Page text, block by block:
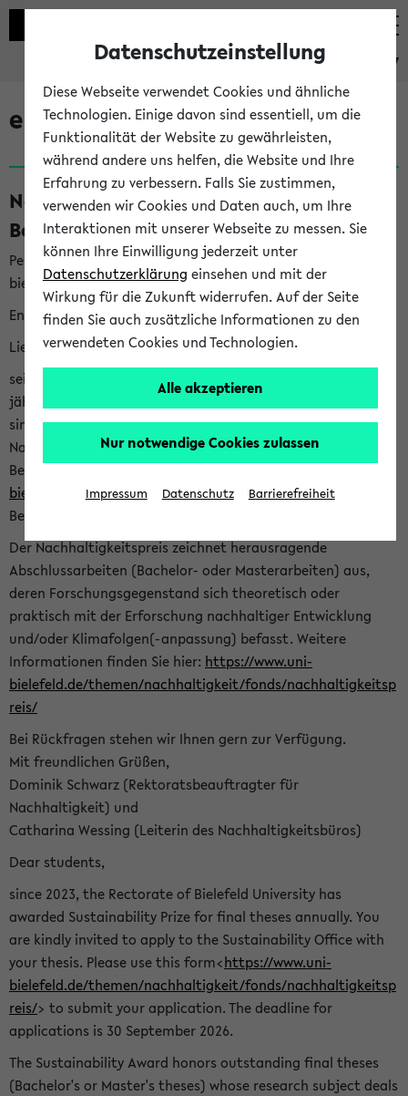
eKVV
eKVV News
Nachhaltigkeitspreis 2026:
Bewerbungsphase gestartet (06.08.26)
Per E-Mail eingestellt von nachhaltigkeitsbuero@uni-
bielefeld.de an den Verteiler 'Alle Studierenden':
English version below
Liebe Studierende,
seit 2023 verleiht das Rektorat der Universität Bielefeld
jährlich den Nachhaltigkeitspreis für Abschlussarbeiten. Sie
sind herzlich eingeladen sich mit Ihrer Abschlussarbeit beim
Nachhaltigkeitsbüro zu bewerben. Bitte nutzen Sie für Ihre
Bewerbung dieses Formular<https://formulare.uni-
bielefeld.de/frontend-server/form/provide/913/>. Die
Bewerbungsfrist endet am 30.09.2026.
Der Nachhaltigkeitspreis zeichnet herausragende
Abschlussarbeiten (Bachelor- oder Masterarbeiten) aus,
deren Forschungsgegenstand sich theoretisch oder
praktisch mit der Erforschung nachhaltiger Entwicklung
und/oder Klimafolgen(-anpassung) befasst. Weitere
Informationen finden Sie hier: https://www.uni-
bielefeld.de/themen/nachhaltigkeit/fonds/nachhaltigkeitsp
reis/
Bei Rückfragen stehen wir Ihnen gern zur Verfügung.
Mit freundlichen Grüßen,
Dominik Schwarz (Rektoratsbeauftragter für
Nachhaltigkeit) und
Catharina Wessing (Leiterin des Nachhaltigkeitsbüros)
Dear students,
since 2023, the Rectorate of Bielefeld University has
awarded Sustainability Prize for final theses annually. You
are kindly invited to apply to the Sustainability Office with
your thesis. Please use this form<https://www.uni-
bielefeld.de/themen/nachhaltigkeit/fonds/nachhaltigkeitsp
reis/> to submit your application. The deadline for
applications is 30 September 2026.
The Sustainability Award honors outstanding final theses
(Bachelor's or Master's theses) whose research subject deals
Datenschutzeinstellung
Diese Webseite verwendet Cookies und ähnliche
Technologien. Einige davon sind essentiell, um die
Funktionalität der Website zu gewährleisten,
während andere uns helfen, die Website und Ihre
Erfahrung zu verbessern. Falls Sie zustimmen,
verwenden wir Cookies und Daten auch, um Ihre
Interaktionen mit unserer Webseite zu messen. Sie
können Ihre Einwilligung jederzeit unter
Datenschutzerklärung einsehen und mit der
Wirkung für die Zukunft widerrufen. Auf der Seite
finden Sie auch zusätzliche Informationen zu den
verwendeten Cookies und Technologien.
Alle akzeptieren
Nur notwendige Cookies zulassen
Impressum Datenschutz Barrierefreiheit